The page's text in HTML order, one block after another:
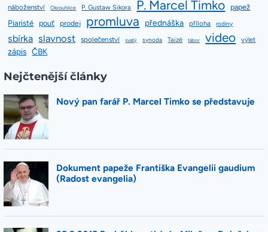
náboženství Okrouhlice P. Gustaw Sikora P. Marcel Timko
papež
Piaristé
pouť prodej promluva přednáška příloha rodiny
sbírka slavnost společenství svatý synoda Taizé tábor video výlet
zápis ČBK
Nejčtenější články